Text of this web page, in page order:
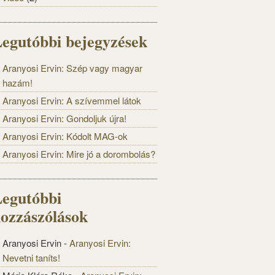
bejegyzések
Aranyosi Ervin: Szép vagy magyar
hazám!
Aranyosi Ervin: A szívemmel látok
Aranyosi Ervin: Gondoljuk újra!
Aranyosi Ervin: Kódolt MAG-ok
Aranyosi Ervin: Mire jó a dorombolás?
Aranyosi Ervin-Aranyosi Ervin:
Nevetni taníts!